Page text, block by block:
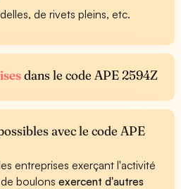
de rivets pleins, etc.
dans le code APE 2594Z
avec le code APE
entreprises exerçant l'activité
de boulonsexercent d'autres